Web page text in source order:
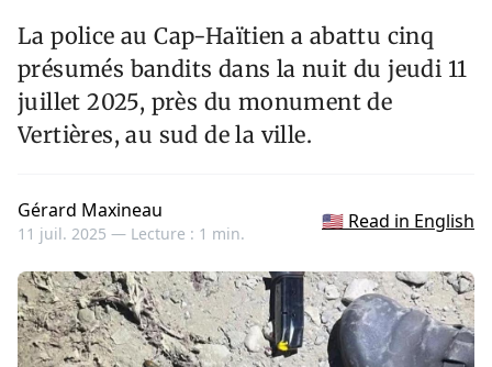
La police au Cap-Haïtien a abattu cinq
présumés bandits dans la nuit du jeudi 11
juillet 2025, près du monument de
Vertières, au sud de la ville.
Gérard Maxineau
11 juil. 2025 — Lecture : 1 min.
🇺🇸 Read in English